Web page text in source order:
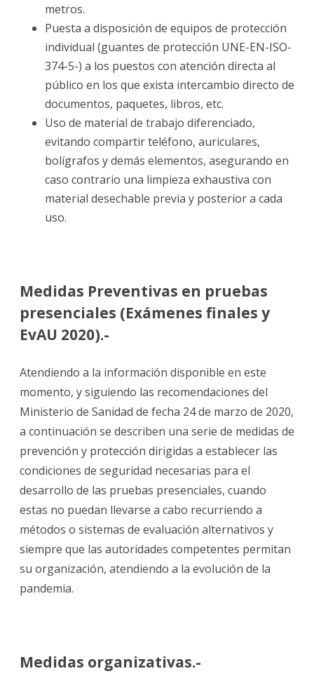
metros.
Puesta a disposición de equipos de protección
individual (guantes de protección UNE-EN-ISO-
374-5-) a los puestos con atención directa al
público en los que exista intercambio directo de
documentos, paquetes, libros, etc.
Uso de material de trabajo diferenciado,
evitando compartir teléfono, auriculares,
bolígrafos y demás elementos, asegurando en
caso contrario una limpieza exhaustiva con
material desechable previa y posterior a cada
uso.
Medidas Preventivas en pruebas
presenciales (Exámenes finales y
EvAU 2020).-
Atendiendo a la información disponible en este
momento, y siguiendo las recomendaciones del
Ministerio de Sanidad de fecha 24 de marzo de 2020,
a continuación se describen una serie de medidas de
prevención y protección dirigidas a establecer las
condiciones de seguridad necesarias para el
desarrollo de las pruebas presenciales, cuando
estas no puedan llevarse a cabo recurriendo a
métodos o sistemas de evaluación alternativos y
siempre que las autoridades competentes permitan
su organización, atendiendo a la evolución de la
pandemia.
Medidas organizativas.-